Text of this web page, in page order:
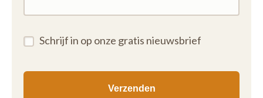
Schrijf in op onze gratis nieuwsbrief